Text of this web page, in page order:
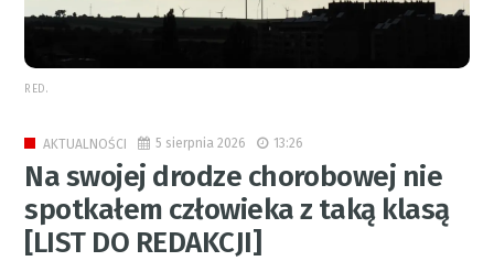
RED.
AKTUALNOŚCI 5 sierpnia 2026 13:26
Na swojej drodze chorobowej nie
spotkałem człowieka z taką klasą
[LIST DO REDAKCJI]